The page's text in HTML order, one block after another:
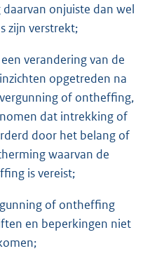
onjuiste dan wel
zijn verstrekt;
verandering van de
opgetreden na
of ontheffing,
dat intrekking of
door het belang of
waarvan de
is vereist;
of ontheffing
en beperkingen niet